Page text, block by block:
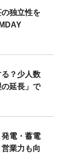
独立性を
？少人数
延長」で
電・蓄電
業力も向